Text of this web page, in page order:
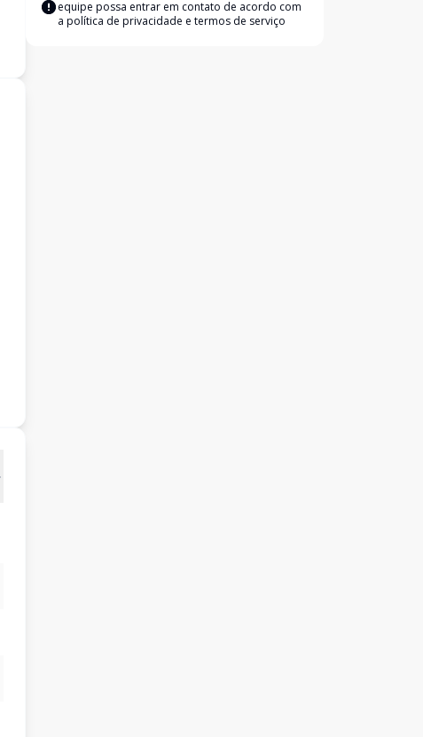
equipe possa entrar em contato de acordo com
a política de privacidade e termos de serviço